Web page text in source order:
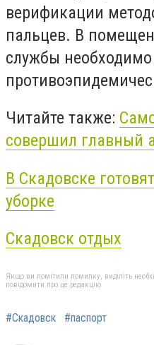
верификации
пальцев. В
службы
Читайте также:
совершил главный
В Скадовске
уборке
Cкадовск отдых
Якщо ви помітили помилку, виділіть
повідомити про це редакцію
#Скадовск #паспорт